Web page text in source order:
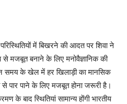
में बिखरने की आदत पर शिवा ने
से मजबूत बनाने के लिए मनोवैज्ञानिक की
समय के खेल में हर खिलाड़ी का मानसिक
पार पाने के लिए मजबूत होना जरूरी है।
के बाद स्थितियां सामान्य होंगी भारतीय